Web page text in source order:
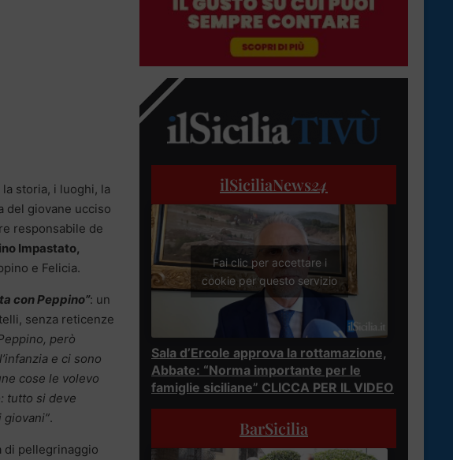
storia, i luoghi, la
del giovane ucciso
responsabile de
Impastato,
e Felicia.
con Peppino”: un
senza reticenze
però
e ci sono
cose le volevo
tutto si deve
.
di pellegrinaggio
ilSiciliaNews24
Fai clic per accettare i
cookie per questo servizio
Sala d’Ercole approva la rottamazione,
Abbate: “Norma importante per le
famiglie siciliane” CLICCA PER IL VIDEO
BarSicilia